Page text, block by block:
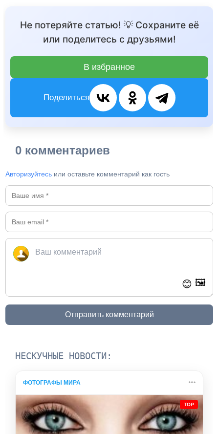
Не потеряйте статью! 💡 Сохраните её
или поделитесь с друзьями!
В избранное
Поделиться
0 комментариев
Авторизуйтесь или оставьте комментарий как гость
😊 🖼️
Отправить комментарий
НЕСКУЧНЫЕ НОВОСТИ:
ФОТОГРАФЫ МИРА
TOP